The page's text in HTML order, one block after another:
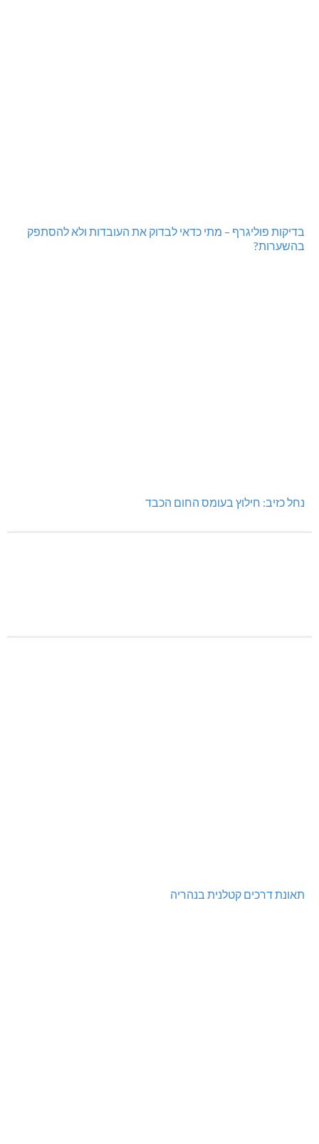
בדיקות פוליגרף – מתי כדאי לבדוק את העובדות ולא להסתפק
בהשערות?
נחל כזיב: חילוץ בעומס החום הכבד
תאונת דרכים קטלנית בנהריה